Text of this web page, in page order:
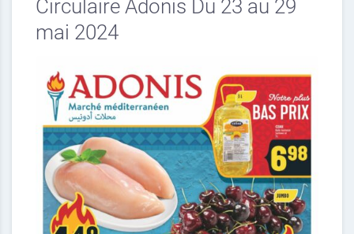
Circulaire Adonis Du 23 au 29
mai 2024